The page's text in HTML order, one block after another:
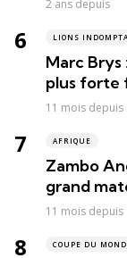
2 ans depuis
LIONS
Marc Brys
plus forte
11 mois depuis
AFRIQUE
Zambo
grand
11 mois depuis
COUPE DU